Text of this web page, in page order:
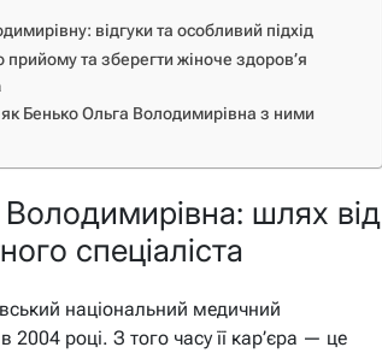
відгуки та особливий підхід
прийому та зберегти жіноче здоров’я
Бенько Ольга Володимирівна з ними
шлях від
спеціаліста
національний медичний
2004 році. З того часу її кар’єра — це